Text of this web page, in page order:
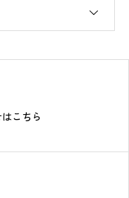
こちら